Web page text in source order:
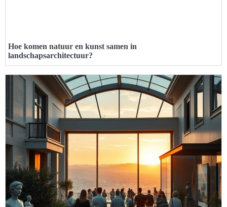
Hoe komen natuur en kunst samen in
landschapsarchitectuur?